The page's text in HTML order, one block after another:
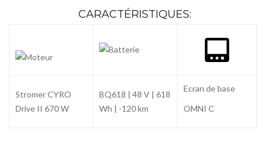
CARACTÉRISTIQUES:
Stromer CYRO
Drive II 670 W
BQ618 | 48 V | 618
Wh | -120 km
Ecran de base
OMNI C